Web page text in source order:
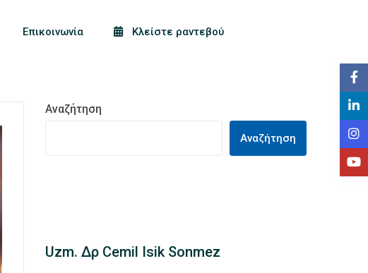
Επικοινωνία Κλείστε ραντεβού
Αναζήτηση
Αναζήτηση
Uzm. Δρ Cemil Isik Sonmez